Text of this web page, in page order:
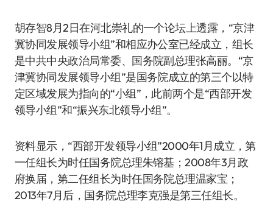
胡存智8月2日在河北崇礼的一个论坛上透露，“京津
冀协同发展领导小组”和相应办公室已经成立，组长
是中共中央政治局常委、国务院副总理张高丽。“京
津冀协同发展领导小组”是国务院成立的第三个以特
定区域发展为指向的“小组”，此前两个是“西部开发
领导小组”和“振兴东北领导小组”。
资料显示，“西部开发领导小组”2000年1月成立，第
一任组长为时任国务院总理朱镕基；2008年3月政
府换届，第二任组长为时任国务院总理温家宝；
2013年7月后，国务院总理李克强是第三任组长。